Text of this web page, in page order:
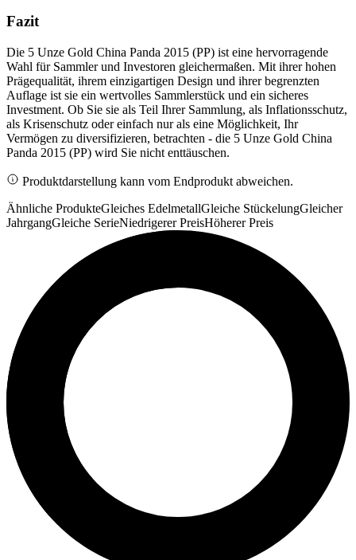
Fazit
Die 5 Unze Gold China Panda 2015 (PP) ist eine hervorragende
Wahl für Sammler und Investoren gleichermaßen. Mit ihrer hohen
Prägequalität, ihrem einzigartigen Design und ihrer begrenzten
Auflage ist sie ein wertvolles Sammlerstück und ein sicheres
Investment. Ob Sie sie als Teil Ihrer Sammlung, als Inflationsschutz,
als Krisenschutz oder einfach nur als eine Möglichkeit, Ihr
Vermögen zu diversifizieren, betrachten - die 5 Unze Gold China
Panda 2015 (PP) wird Sie nicht enttäuschen.
Produktdarstellung kann vom Endprodukt abweichen.
Ähnliche ProdukteGleiches EdelmetallGleiche StückelungGleicher
JahrgangGleiche SerieNiedrigerer PreisHöherer Preis